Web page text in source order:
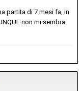
partita di 7 mesi fa, in
non mi sembra